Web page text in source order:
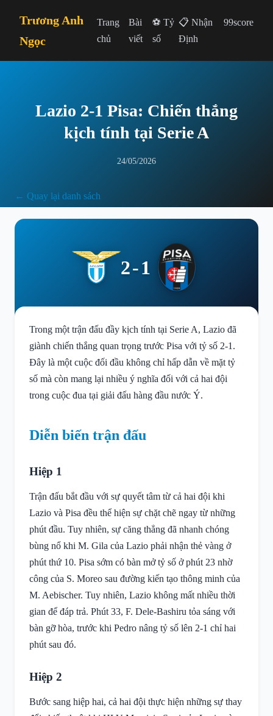
Trương Anh
Ngọc
Trang
chủ
Bài
viết
⚽ Tỷ
số
📋 Nhận
Định
99score
Lazio 2-1 Pisa: Chiến thắng
kịch tính tại Serie A
24/05/2026
← Quay lại danh sách
2-1
Trong một trận đấu đầy kịch tính tại Serie A, Lazio đã
giành chiến thắng quan trọng trước Pisa với tỷ số 2-1.
Đây là một cuộc đối đầu không chỉ hấp dẫn về mặt tỷ
số mà còn mang lại nhiều ý nghĩa đối với cả hai đội
trong cuộc đua tại giải đấu hàng đầu nước Ý.
Diễn biến trận đấu
Hiệp 1
Trận đấu bắt đầu với sự quyết tâm từ cả hai đội khi
Lazio và Pisa đều thể hiện sự chặt chẽ ngay từ những
phút đầu. Tuy nhiên, sự căng thẳng đã nhanh chóng
bùng nổ khi M. Gila của Lazio phải nhận thẻ vàng ở
phút thứ 10. Pisa sớm có bàn mở tỷ số ở phút 23 nhờ
công của S. Moreo sau đường kiến tạo thông minh của
M. Aebischer. Tuy nhiên, Lazio không mất nhiều thời
gian để đáp trả. Phút 33, F. Dele-Bashiru tỏa sáng với
bàn gỡ hòa, trước khi Pedro nâng tỷ số lên 2-1 chỉ hai
phút sau đó.
Hiệp 2
Bước sang hiệp hai, cả hai đội thực hiện những sự thay